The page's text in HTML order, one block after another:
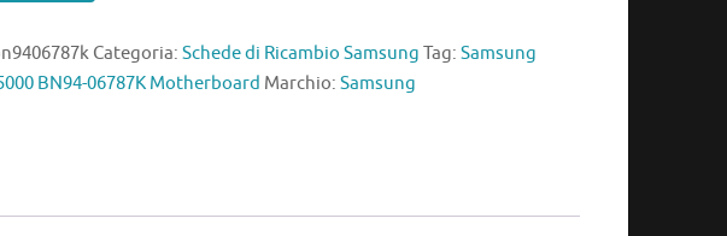
Categoria: Schede di Ricambio Samsung Tag: Samsung
BN94-06787K Motherboard Marchio: Samsung